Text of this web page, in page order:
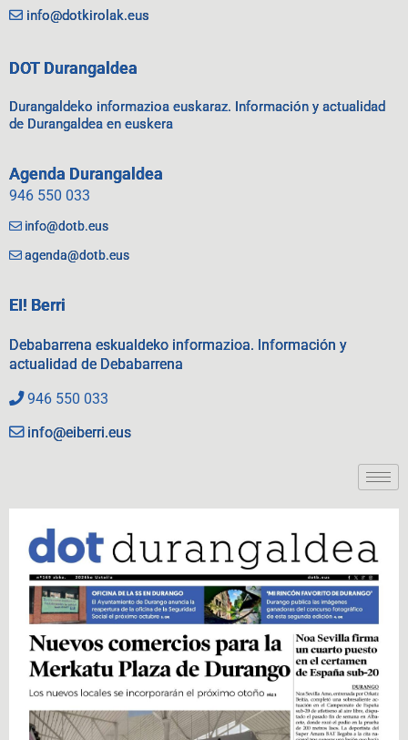
info@dotkirolak.eus
DOT Durangaldea
Durangaldeko informazioa euskaraz. Información y actualidad
de Durangaldea en euskera
Agenda Durangaldea
946 550 033
info@dotb.eus
agenda@dotb.eus
EI! Berri
Debabarrena eskualdeko informazioa. Información y
actualidad de Debabarrena
946 550 033
info@eiberri.eus